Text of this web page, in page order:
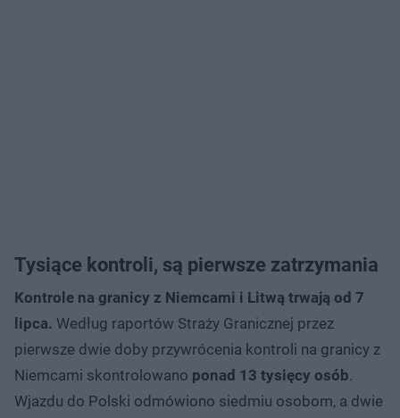
Tysiące kontroli, są pierwsze zatrzymania
Kontrole na granicy z Niemcami i Litwą trwają od 7
lipca. Według raportów Straży Granicznej przez
pierwsze dwie doby przywrócenia kontroli na granicy z
Niemcami skontrolowano ponad 13 tysięcy osób.
Wjazdu do Polski odmówiono siedmiu osobom, a dwie